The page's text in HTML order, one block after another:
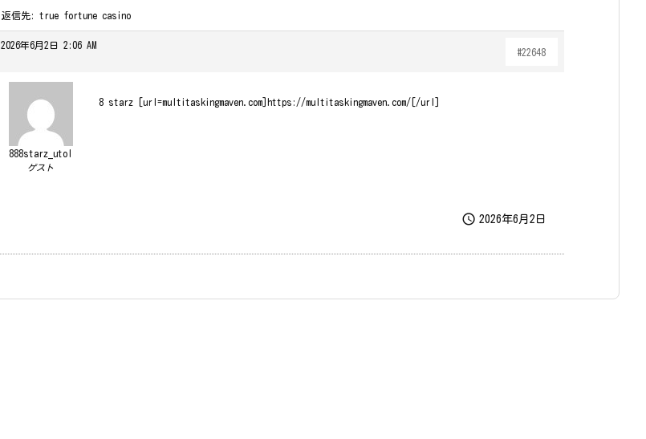
返信先: true fortune casino
2026年6月2日 2:06 AM
#22648
888starz_utol
ゲスト
8 starz [url=multitaskingmaven.com]https://multitaskingmaven.com/[/url]
 2026年6月2日